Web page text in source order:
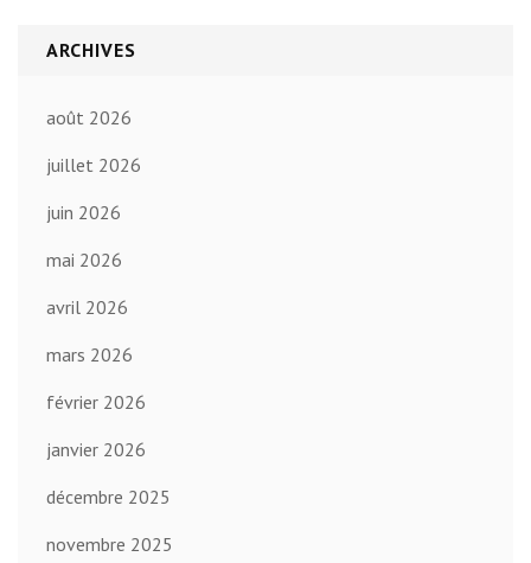
ARCHIVES
août 2026
juillet 2026
juin 2026
mai 2026
avril 2026
mars 2026
février 2026
janvier 2026
décembre 2025
novembre 2025